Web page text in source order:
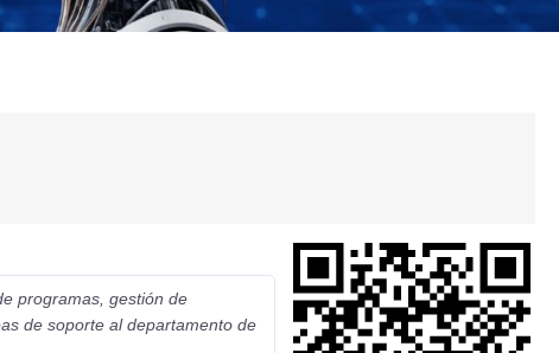
programas, gestión de
de soporte al departamento de